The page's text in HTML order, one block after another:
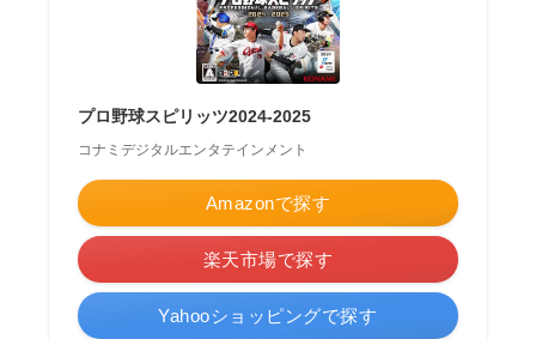
プロ野球スピリッツ2024-2025
コナミデジタルエンタテインメント
Amazonで探す
楽天市場で探す
Yahooショッピングで探す